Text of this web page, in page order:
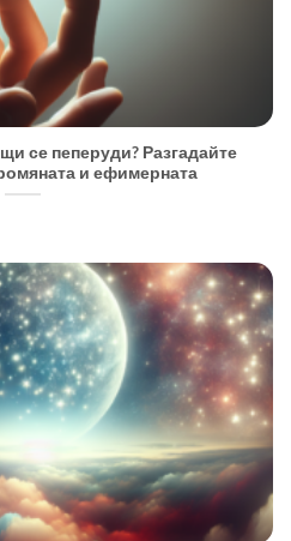
се пеперуди? Разгадайте
и ефимерната